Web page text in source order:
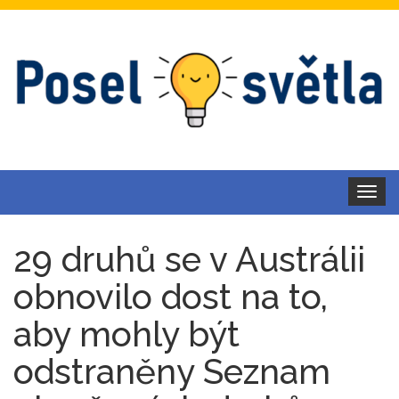
Toggle
29 druhů se v Austrálii
obnovilo dost na to,
aby mohly být
odstraněny Seznam